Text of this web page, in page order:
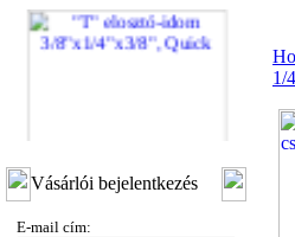
3/8"x1/4"x3/8", Quick
Vásárlói bejelentkezés
E-mail cím:
1/